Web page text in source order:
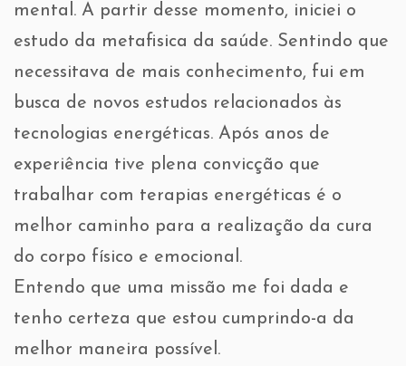
mental. A partir desse momento, iniciei o
estudo da metafisica da saúde. Sentindo que
necessitava de mais conhecimento, fui em
busca de novos estudos relacionados às
tecnologias energéticas. Após anos de
experiência tive plena convicção que
trabalhar com terapias energéticas é o
melhor caminho para a realização da cura
do corpo físico e emocional.
Entendo que uma missão me foi dada e
tenho certeza que estou cumprindo-a da
melhor maneira possível.